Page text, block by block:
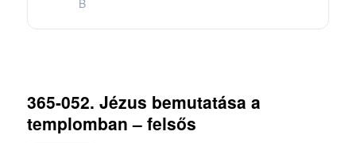
B
365-052. Jézus bemutatása a
templomban – felsős